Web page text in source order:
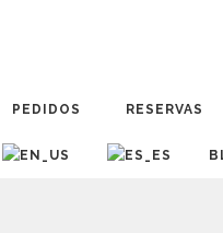
PEDIDOS RESERVAS